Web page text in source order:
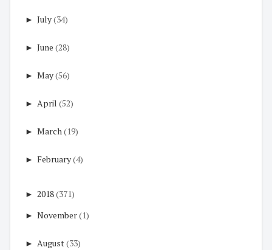
► July(34)
► June (28)
► May(56)
► April (52)
► March(19)
► February(4)
► 2018(371)
► November(1)
► August(33)